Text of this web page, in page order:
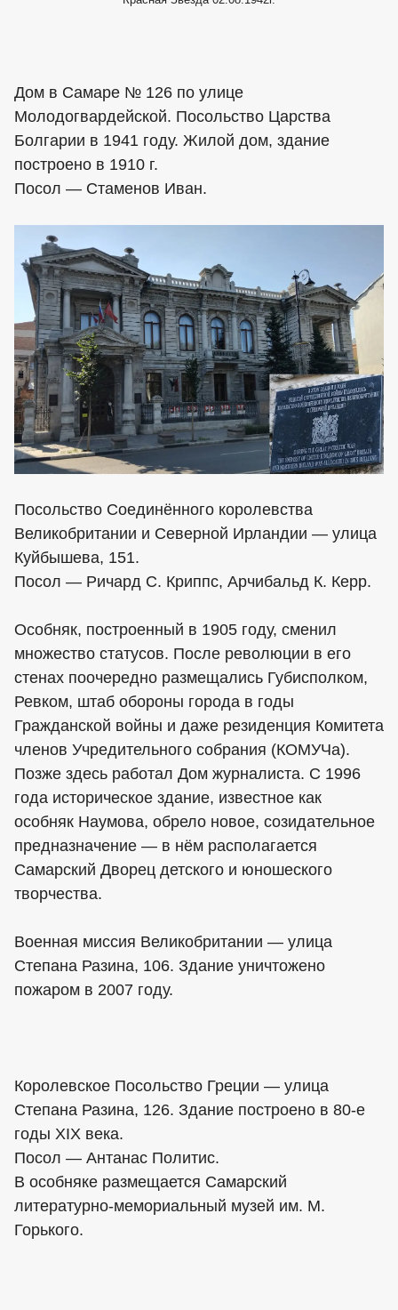
Дом в Самаре № 126 по улице
Молодогвардейской. Посольство Царства
Болгарии в 1941 году. Жилой дом, здание
построено в 1910 г.
Посол — Стаменов Иван.
Посольство Соединённого королевства
Великобритании и Северной Ирландии — улица
Куйбышева, 151.
Посол — Ричард С. Криппс, Арчибальд К. Керр.
Особняк, построенный в 1905 году, сменил
множество статусов. После революции в его
стенах поочередно размещались Губисполком,
Ревком, штаб обороны города в годы
Гражданской войны и даже резиденция Комитета
членов Учредительного собрания (КОМУЧа).
Позже здесь работал Дом журналиста. С 1996
года историческое здание, известное как
особняк Наумова, обрело новое, созидательное
предназначение — в нём располагается
Самарский Дворец детского и юношеского
творчества.
Военная миссия Великобритании — улица
Степана Разина, 106. Здание уничтожено
пожаром в 2007 году.
Королевское Посольство Греции — улица
Степана Разина, 126. Здание построено в 80-е
годы XIX века.
Посол — Антанас Политис.
В особняке размещается Самарский
литературно-мемориальный музей им. М.
Горького.